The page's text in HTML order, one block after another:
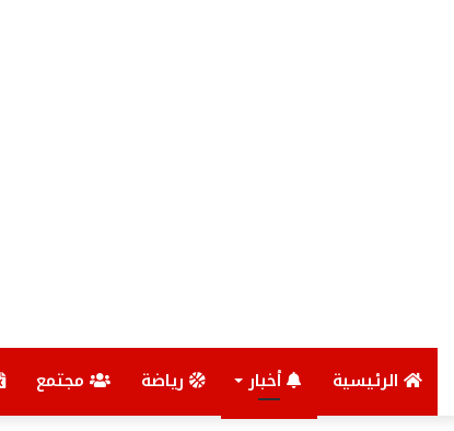
الرئيسية أخبار رياضة مجتمع